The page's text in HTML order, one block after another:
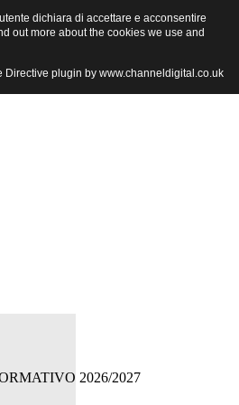
2026/2027
dichiara di accettare e acconsentire
out more about the cookies we use and